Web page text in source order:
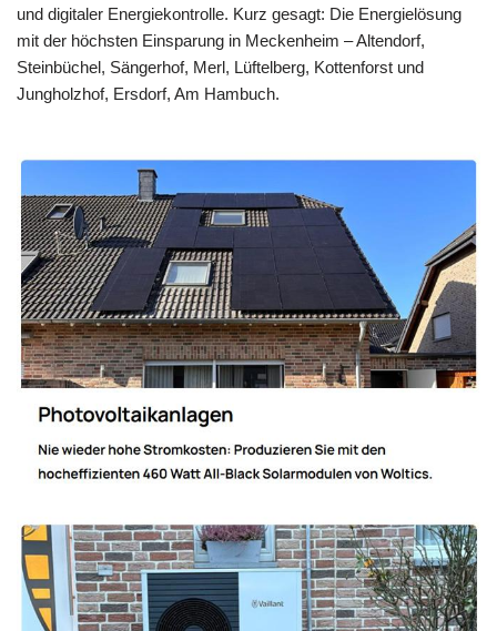
und digitaler Energiekontrolle. Kurz gesagt: Die Energielösung
mit der höchsten Einsparung in Meckenheim – Altendorf,
Steinbüchel, Sängerhof, Merl, Lüftelberg, Kottenforst und
Jungholzhof, Ersdorf, Am Hambuch.